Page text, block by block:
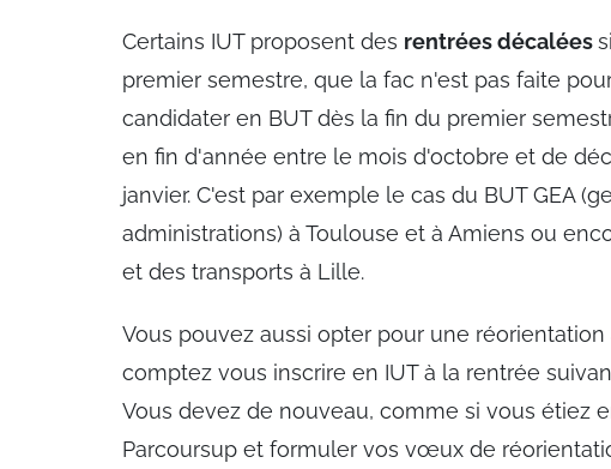
Certains IUT proposent des rentrées décalées
premier semestre, que la fac n'est pas faite
candidater en BUT dès la fin du premier
en fin d'année entre le mois d'octobre et de
janvier. C'est par exemple le cas du BUT GEA
administrations) à Toulouse et à Amiens ou
et des transports à Lille.
Vous pouvez aussi opter pour une
comptez vous inscrire en IUT à la rentrée
Vous devez de nouveau, comme si vous étiez
Parcoursup et formuler vos vœux de